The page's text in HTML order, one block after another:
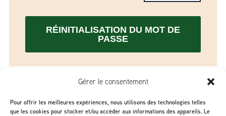
Gérer le consentement
Pour offrir les meilleures expériences, nous utilisons des technologies telles
que les cookies pour stocker et/ou accéder aux informations des appareils. Le
RÉINITIALISATION DU MOT DE
PASSE
Tous droits réservés © Saveurs Mitis - 2026